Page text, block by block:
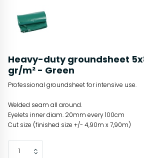
Heavy-duty groundsheet
gr/m² - Green
Professional groundsheet for intensive use.
Welded seam all around.
Eyelets inner diam. 20mm every 100cm
Cut size (finished size +/- 4,90m x 7,90m)